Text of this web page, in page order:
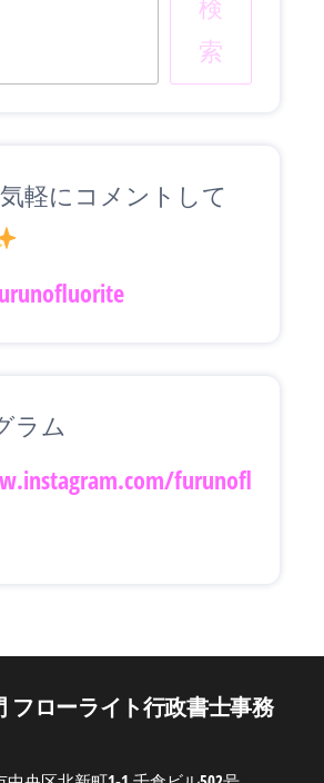
検
索
気軽にコメントして
ラム
furunofl
フローライト行政書士事務